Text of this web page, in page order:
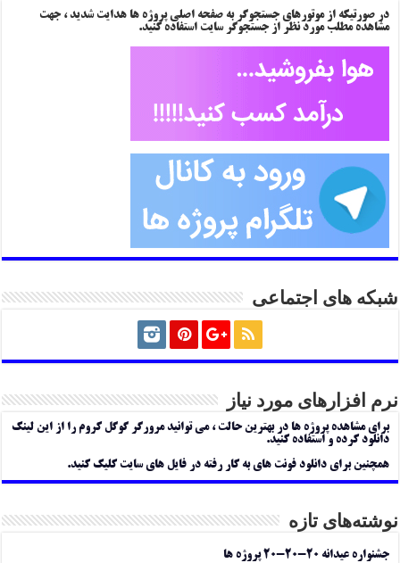
در صورتیکه از موتورهای جستجوگر به صفحه اصلی پروژه ها هدایت شدید ، جهت
مشاهده مطلب مورد نظر از جستجوگر سایت استفاده کنید.
شبکه های اجتماعی
نرم افزارهای مورد نیاز
برای مشاهده پروژه ها در بهترین حالت ، می توانید مرورگر گوگل کروم را از این لینک
دانلود کرده و استفاده کنید.
همچنین برای دانلود فونت های به کار رفته در فایل های سایت کلیک کنید.
نوشته‌های تازه
جشنواره عیدانه ۲۰-۲۰-۲۰ پروژه ها